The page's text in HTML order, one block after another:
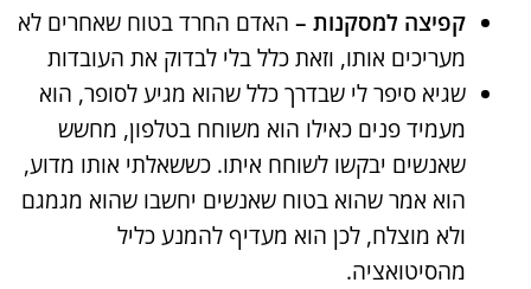
קפיצה למסקנות – האדם החרד בטוח שאחרים לא
מעריכים אותו, וזאת כלל בלי לבדוק את העובדות
שגיא סיפר לי שבדרך כלל שהוא מגיע לסופר, הוא
מעמיד פנים כאילו הוא משוחח בטלפון, מחשש
שאנשים יבקשו לשוחח איתו. כששאלתי אותו מדוע,
הוא אמר שהוא בטוח שאנשים יחשבו שהוא מגמגם
ולא מוצלח, לכן הוא מעדיף להמנע כליל
מהסיטואציה.